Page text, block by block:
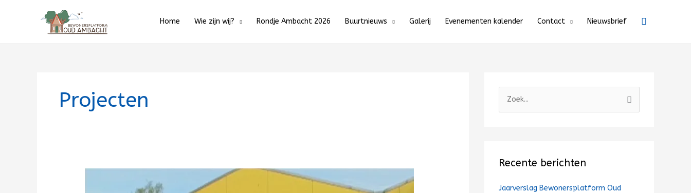
Home Wie zijn wij? Rondje Ambacht 2026 Buurtnieuws Galerij Evenementen kalender Contact Nieuwsbrief Zoeken
Projecten
n
a
Recente berichten
Jaarverslag Bewonersplatform Oud